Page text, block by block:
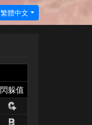
繁體中文
閃躲值